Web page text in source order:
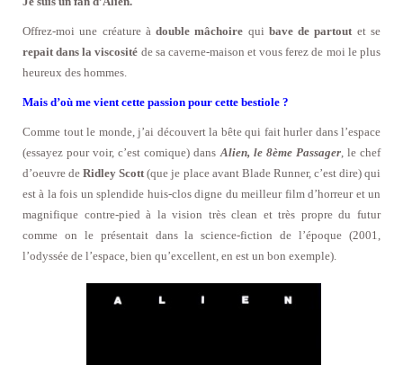
Offrez-moi une créature àdouble mâchoire qui bave de partout et se
repait dans la viscosité de sa caverne-maison et vous ferez de moi le plus
heureux des hommes.
Mais d’où me vient cette passion pour cette bestiole ?
Comme tout le monde, j’ai découvert la bête qui fait hurler dans l’espace
(essayez pour voir, c’est comique) dans Alien, le 8ème Passager, le chef
d’oeuvre deRidley Scott (que je place avant Blade Runner, c’est dire) qui
est à la fois un splendide huis-clos digne du meilleur film d’horreur et un
magnifique contre-pied à la vision très clean et très propre du futur
comme on le présentait dans la science-fiction de l’époque (2001,
l’odyssée de l’espace, bien qu’excellent, en est un bon exemple).